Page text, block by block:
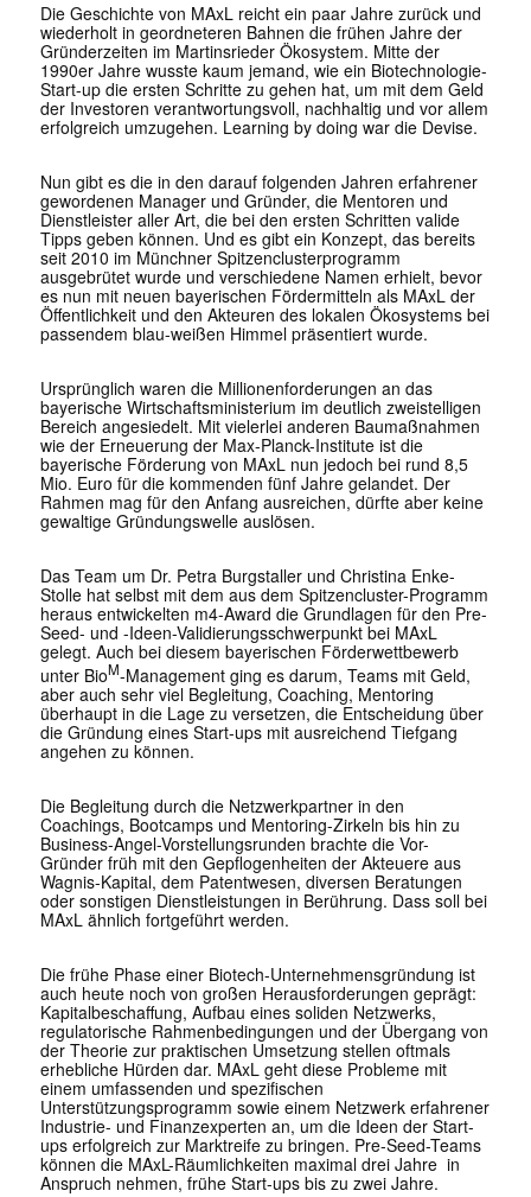
Die Geschichte von MAxL reicht ein paar Jahre zurück und
wiederholt in geordneteren Bahnen die frühen Jahre der
Gründerzeiten im Martinsrieder Ökosystem. Mitte der
1990er Jahre wusste kaum jemand, wie ein Biotechnologie-
Start-up die ersten Schritte zu gehen hat, um mit dem Geld
der Investoren verantwortungsvoll, nachhaltig und vor allem
erfolgreich umzugehen. Learning by doing war die Devise.
Nun gibt es die in den darauf folgenden Jahren erfahrener
gewordenen Manager und Gründer, die Mentoren und
Dienstleister aller Art, die bei den ersten Schritten valide
Tipps geben können. Und es gibt ein Konzept, das bereits
seit 2010 im Münchner Spitzenclusterprogramm
ausgebrütet wurde und verschiedene Namen erhielt, bevor
es nun mit neuen bayerischen Fördermitteln als MAxL der
Öffentlichkeit und den Akteuren des lokalen Ökosystems bei
passendem blau-weißen Himmel präsentiert wurde.
Ursprünglich waren die Millionenforderungen an das
bayerische Wirtschaftsministerium im deutlich zweistelligen
Bereich angesiedelt. Mit vielerlei anderen Baumaßnahmen
wie der Erneuerung der Max-Planck-Institute ist die
bayerische Förderung von MAxL nun jedoch bei rund 8,5
Mio. Euro für die kommenden fünf Jahre gelandet. Der
Rahmen mag für den Anfang ausreichen, dürfte aber keine
gewaltige Gründungswelle auslösen.
Das Team um Dr. Petra Burgstaller und Christina Enke-
Stolle hat selbst mit dem aus dem Spitzencluster-Programm
heraus entwickelten m4-Award die Grundlagen für den Pre-
Seed- und -Ideen-Validierungsschwerpunkt bei MAxL
gelegt. Auch bei diesem bayerischen Förderwettbewerb
unter BioM-Management ging es darum, Teams mit Geld,
aber auch sehr viel Begleitung, Coaching, Mentoring
überhaupt in die Lage zu versetzen, die Entscheidung über
die Gründung eines Start-ups mit ausreichend Tiefgang
angehen zu können.
Die Begleitung durch die Netzwerkpartner in den
Coachings, Bootcamps und Mentoring-Zirkeln bis hin zu
Business-Angel-Vorstellungsrunden brachte die Vor-
Gründer früh mit den Gepflogenheiten der Akteuere aus
Wagnis-Kapital, dem Patentwesen, diversen Beratungen
oder sonstigen Dienstleistungen in Berührung. Dass soll bei
MAxL ähnlich fortgeführt werden.
Die frühe Phase einer Biotech-Unternehmensgründung ist
auch heute noch von großen Herausforderungen geprägt:
Kapitalbeschaffung, Aufbau eines soliden Netzwerks,
regulatorische Rahmenbedingungen und der Übergang von
der Theorie zur praktischen Umsetzung stellen oftmals
erhebliche Hürden dar. MAxL geht diese Probleme mit
einem umfassenden und spezifischen
Unterstützungsprogramm sowie einem Netzwerk erfahrener
Industrie- und Finanzexperten an, um die Ideen der Start-
ups erfolgreich zur Marktreife zu bringen. Pre-Seed-Teams
können die MAxL-Räumlichkeiten maximal drei Jahre in
Anspruch nehmen, frühe Start-ups bis zu zwei Jahre.